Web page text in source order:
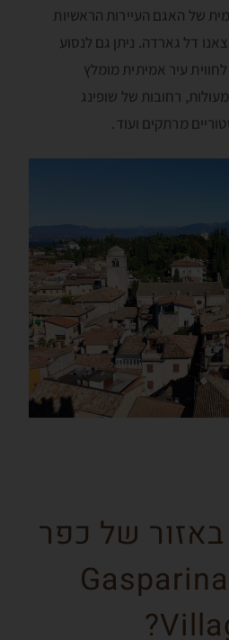
של האגם העיירות הראשיות
דל גארדה. ניתן גם לנסוע
עיר אמיתית מומלץ
רחובות של שופינג
מרתקים ועוד.
של כפר
הנופש Gasparina